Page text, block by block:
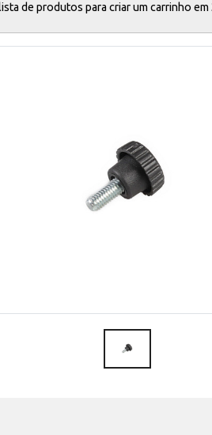
de produtos para criar um carrinho